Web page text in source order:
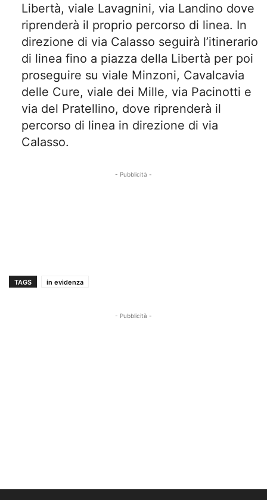
Libertà, viale Lavagnini, via Landino dove
riprenderà il proprio percorso di linea. In
direzione di via Calasso seguirà l’itinerario
di linea fino a piazza della Libertà per poi
proseguire su viale Minzoni, Cavalcavia
delle Cure, viale dei Mille, via Pacinotti e
via del Pratellino, dove riprenderà il
percorso di linea in direzione di via
Calasso.
- Pubblicità -
TAGS in evidenza
- Pubblicità -